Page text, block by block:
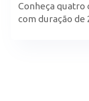
Conheça quatro
com duração de